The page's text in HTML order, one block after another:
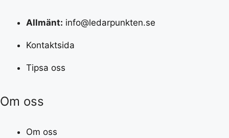
Allmänt: info@ledarpunkten.se
Kontaktsida
Tipsa oss
Om oss
Om oss